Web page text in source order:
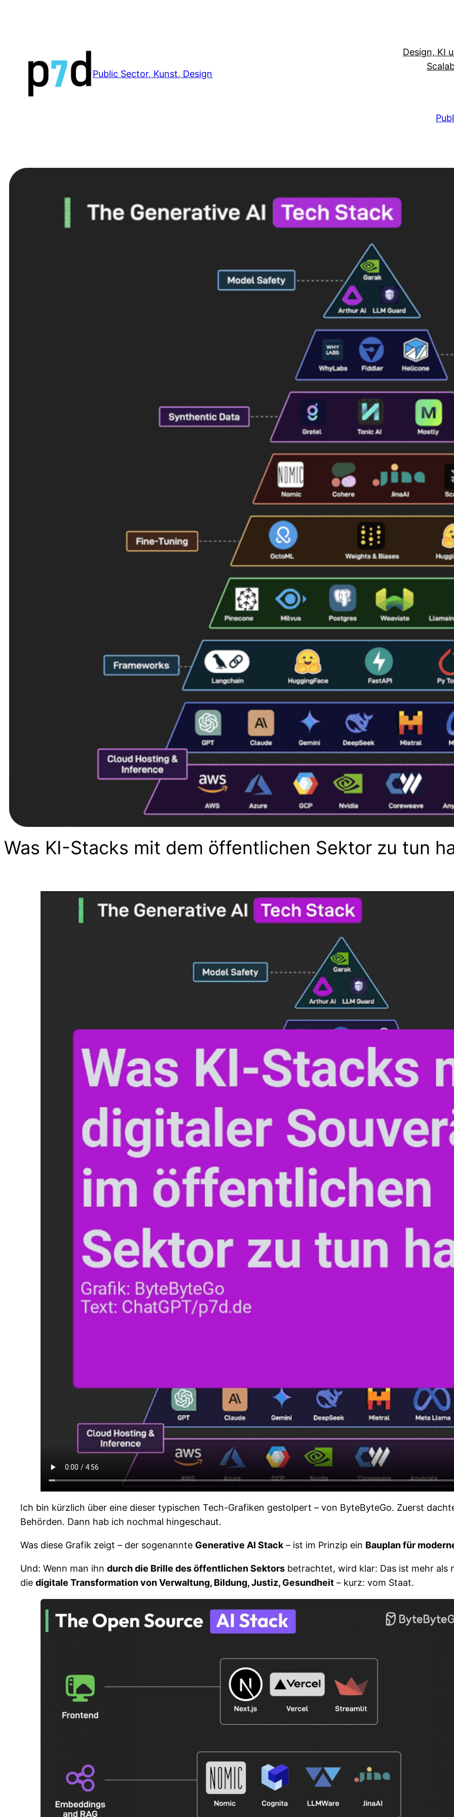
Public Sector, Kunst, Design
Design, KI
Was KI-Stacks mit dem öffentlichen Sektor zu tun
Ich bin kürzlich über eine dieser typischen Tech-Grafiken gestolpert – von ByteByteGo. Zuerst
Behörden. Dann hab ich nochmal hingeschaut.
Was diese Grafik zeigt – der sogenannte Generative AI Stack – ist im Prinzip ein Bauplan für
Und: Wenn man ihn durch die Brille des öffentlichen Sektors betrachtet, wird klar: Das ist mehr als
die digitale Transformation von Verwaltung, Bildung, Justiz, Gesundheit – kurz: vom Staat.